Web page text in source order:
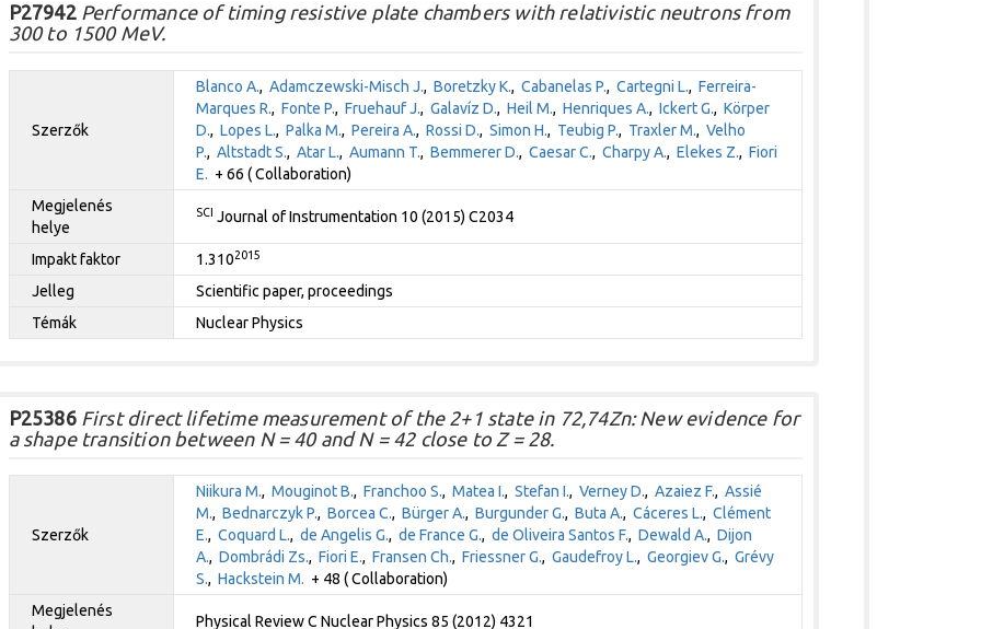
P27942Performance of timing resistive plate chambers with relativistic neutrons from
300 to 1500 MeV.
Szerzők
Blanco A., Adamczewski-Misch J., Boretzky K., Cabanelas P., Cartegni L., Ferreira-
Marques R., Fonte P., Fruehauf J., Galavíz D., Heil M., Henriques A., Ickert G., Körper
D., Lopes L., Palka M., Pereira A., Rossi D., Simon H., Teubig P., Traxler M., Velho
P., Altstadt S., Atar L., Aumann T., Bemmerer D., Caesar C., Charpy A., Elekes Z., Fiori
E. + 66 ( Collaboration)
Megjelenés
helye
SCI Journal of Instrumentation 10 (2015) C2034
Impakt faktor 1.3102015
Jelleg
Scientific paper, proceedings
Témák
Nuclear Physics
P25386First direct lifetime measurement of the 2+1 state in 72,74Zn: New evidence for
a shape transition between N = 40 and N = 42 close to Z = 28.
Szerzők
Niikura M., Mouginot B., Franchoo S., Matea I., Stefan I., Verney D., Azaiez F., Assié
M., Bednarczyk P., Borcea C., Bürger A., Burgunder G., Buta A., Cáceres L., Clément
E., Coquard L., de Angelis G., de France G., de Oliveira Santos F., Dewald A., Dijon
A., Dombrádi Zs., Fiori E., Fransen Ch., Friessner G., Gaudefroy L., Georgiev G., Grévy
S., Hackstein M. + 48 ( Collaboration)
Megjelenés
Physical Review C Nuclear Physics 85 (2012) 4321